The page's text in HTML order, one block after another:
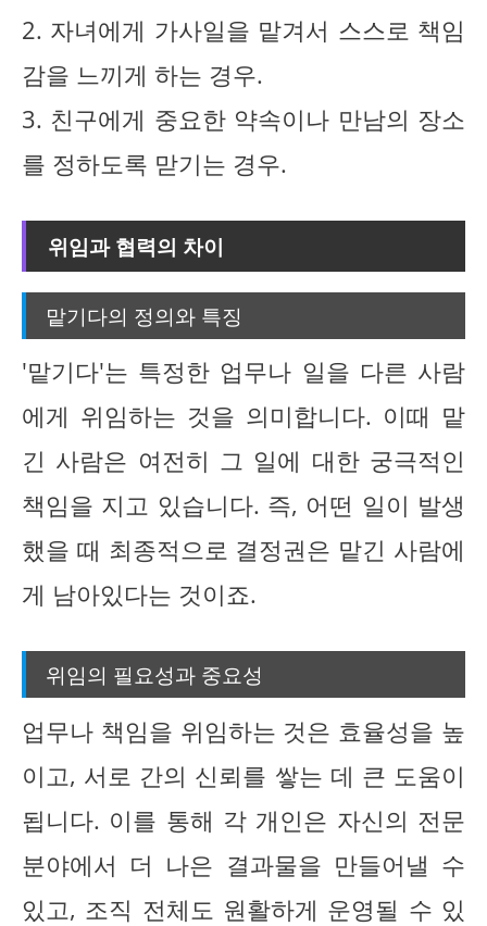
2. 자녀에게 가사일을 맡겨서 스스로 책임
감을 느끼게 하는 경우.
3. 친구에게 중요한 약속이나 만남의 장소
를 정하도록 맏기는 경우.
위임과 협력의 차이
맡기다의 정의와 특징
'맡기다'는 특정한 업무나 일을 다른 사람
에게 위임하는 것을 의미합니다. 이때 맡
긴 사람은 여전히 그 일에 대한 궁극적인
책임을 지고 있습니다. 즉, 어떤 일이 발생
했을 때 최종적으로 결정권은 맡긴 사람에
게 남아있다는 것이죠.
위임의 필요성과 중요성
업무나 책임을 위임하는 것은 효율성을 높
이고, 서로 간의 신뢰를 쌓는 데 큰 도움이
됩니다. 이를 통해 각 개인은 자신의 전문
분야에서 더 나은 결과물을 만들어낼 수
있고, 조직 전체도 원활하게 운영될 수 있